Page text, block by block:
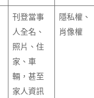
刊登當事
人全名、
照片、住
家、車
輛，甚至
家人資訊
隱私權、
肖像權